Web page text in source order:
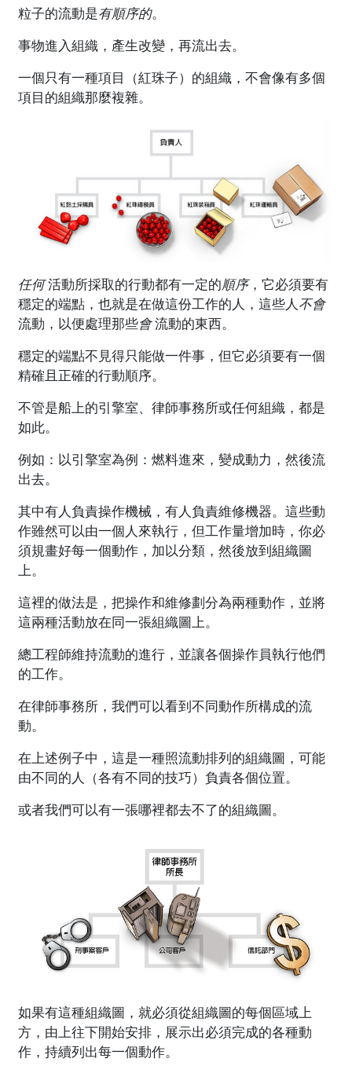
粒子的流動是有順序的。
事物進入組織，產生改變，再流出去。
一個只有一種項目（紅珠子）的組織，不會像有多個
項目的組織那麼複雜。
任何活動所採取的行動都有一定的順序，它必須要有
穩定的端點，也就是在做這份工作的人，這些人不會
流動，以便處理那些會流動的東西。
穩定的端點不見得只能做一件事，但它必須要有一個
精確且正確的行動順序。
不管是船上的引擎室、律師事務所或任何組織，都是
如此。
例如：以引擎室為例：燃料進來，變成動力，然後流
出去。
其中有人負責操作機械，有人負責維修機器。這些動
作雖然可以由一個人來執行，但工作量增加時，你必
須規畫好每一個動作，加以分類，然後放到組織圖
上。
這裡的做法是，把操作和維修劃分為兩種動作，並將
這兩種活動放在同一張組織圖上。
總工程師維持流動的進行，並讓各個操作員執行他們
的工作。
在律師事務所，我們可以看到不同動作所構成的流
動。
在上述例子中，這是一種照流動排列的組織圖，可能
由不同的人（各有不同的技巧）負責各個位置。
或者我們可以有一張哪裡都去不了的組織圖。
如果有這種組織圖，就必須從組織圖的每個區域上
方，由上往下開始安排，展示出必須完成的各種動
作，持續列出每一個動作。